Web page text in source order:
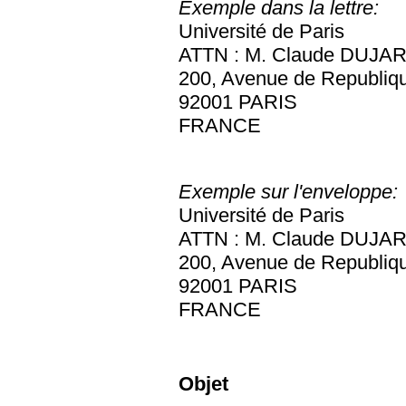
Exemple dans la lettre:
Université de Paris
ATTN : M. Claude
200, Avenue de
92001 PARIS
FRANCE
Exemple sur l'enveloppe:
Université de Paris
ATTN : M. Claude
200, Avenue de
92001 PARIS
FRANCE
Objet